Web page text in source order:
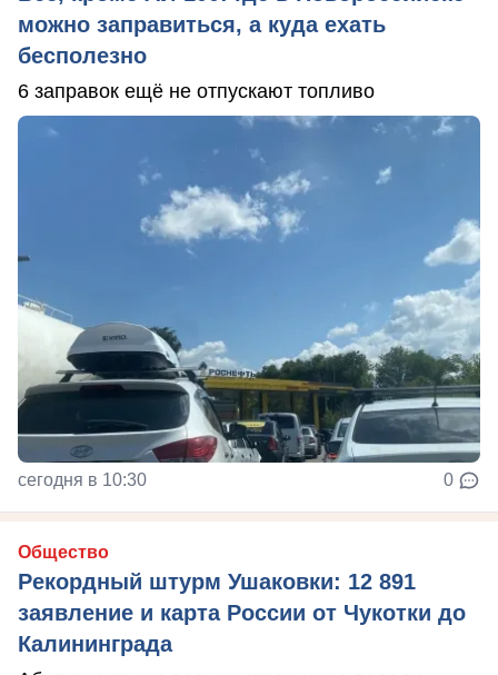
можно заправиться, а куда ехать
бесполезно
6 заправок ещё не отпускают топливо
сегодня в 10:30 0
Общество
Рекордный штурм Ушаковки: 12 891
заявление и карта России от Чукотки до
Калининграда